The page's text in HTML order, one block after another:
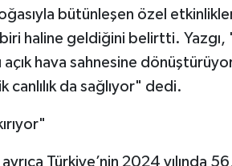
bütünleşen özel
haline geldiğini belirtti. Yazgı,
açık hava sahnesine
da sağlıyor" dedi.
ayrıca Türkiye’nin 2024 yılında